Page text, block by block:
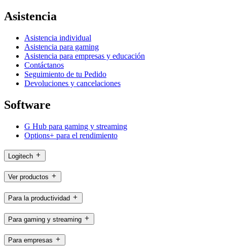
Asistencia
Asistencia individual
Asistencia para gaming
Asistencia para empresas y educación
Contáctanos
Seguimiento de tu Pedido
Devoluciones y cancelaciones
Software
G Hub para gaming y streaming
Options+ para el rendimiento
Logitech
Ver productos
Para la productividad
Para gaming y streaming
Para empresas